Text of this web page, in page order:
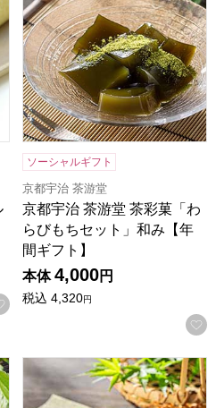
お気に入りに登録する
ソーシャルギフト
京都宇治 茶游堂
京都宇治 茶游堂 茶彩菓「わ
らびもちセット」和み【年
間ギフト】
本体 4,000円
税込 4,320円
フトセット「茶彩菓(涼み)」
京都宇治 茶游堂 京・宇治ど